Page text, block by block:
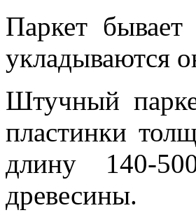
Паркет
укладываются
Штучный
пластинки
длину 140-
древесины.